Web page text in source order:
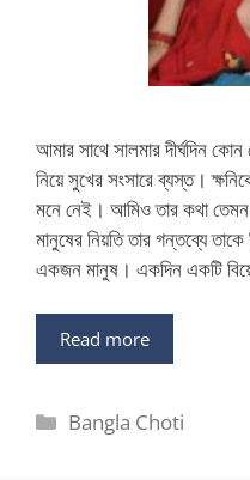
আমার সাথে সালমার দীর্ঘদিন
নিয়ে সুখের সংসারে ব্যস্ত।
মনে নেই। আমিও তার কথা
মানুষের নিয়তি তার গন্তব্যে
একজন মানুষ। একদিন একটি
Read more
Categories
Bangla Choti